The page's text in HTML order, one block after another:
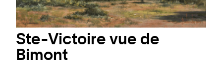
Ste-Victoire vue de
Bimont